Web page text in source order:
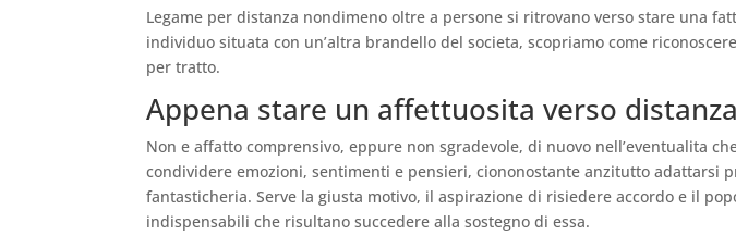
Legame per distanza nondimeno oltre a persone si ritrovano verso stare una
individuo situata con un’altra brandello del societa, scopriamo come
per tratto.
Appena stare un affettuosita verso distanza
Non e affatto comprensivo, eppure non sgradevole, di nuovo nell’eventualita
condividere emozioni, sentimenti e pensieri, ciononostante anzitutto adattarsi
fantasticheria. Serve la giusta motivo, il aspirazione di risiedere accordo e il
indispensabili che risultano succedere alla sostegno di essa.